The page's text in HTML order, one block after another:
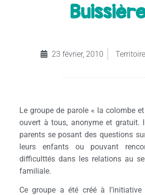
23 février, 2010
Le groupe de parole « la colombe
ouvert à tous, anonyme et gratuit.
parents se posant des questions
leurs enfants ou pouvant
difficulttés dans les relations au
familiale.
Ce groupe a été créé à l’initiative